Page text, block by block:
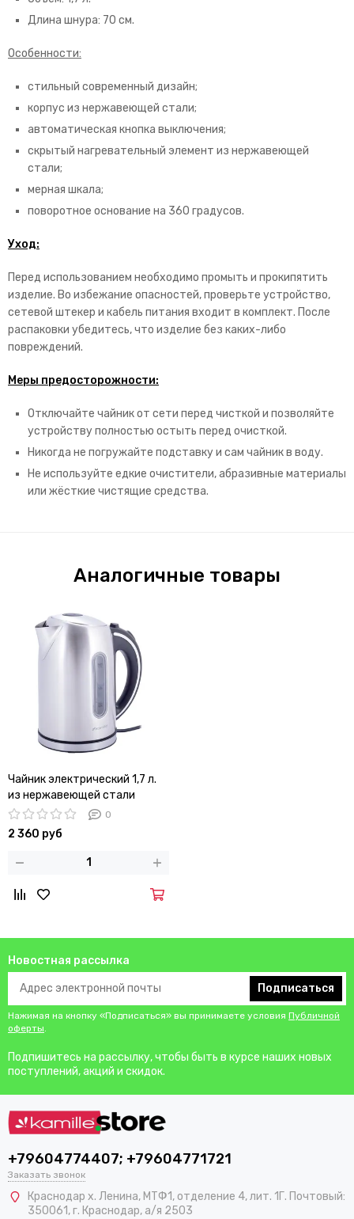
Длина шнура: 70 см.
Особенности:
стильный современный дизайн;
корпус из нержавеющей стали;
автоматическая кнопка выключения;
скрытый нагревательный элемент из нержавеющей
стали;
мерная шкала;
поворотное основание на 360 градусов.
Уход:
Перед использованием необходимо промыть и прокипятить
изделие. Во избежание опасностей, проверьте устройство,
сетевой штекер и кабель питания входит в комплект. После
распаковки убедитесь, что изделие без каких-либо
повреждений.
Меры предосторожности:
Отключайте чайник от сети перед чисткой и позволяйте
устройству полностью остыть перед очисткой.
Никогда не погружайте подставку и сам чайник в воду.
Не используйте едкие очистители, абразивные материалы
или жёсткие чистящие средства.
Аналогичные товары
Чайник электрический 1,7 л.
из нержавеющей стали
Kamille KM-1721
0
2 360 руб
Новостная рассылка
Подписаться
Нажимая на кнопку «Подписаться» вы принимаете условия Публичной
оферты.
Подпишитесь на рассылку, чтобы быть в курсе наших новых
поступлений, акций и скидок.
+79604774407; +79604771721
Заказать звонок
Краснодар х. Ленина, МТФ1, отделение 4, лит. 1Г. Почтовый:
350061, г. Краснодар, а/я 2503